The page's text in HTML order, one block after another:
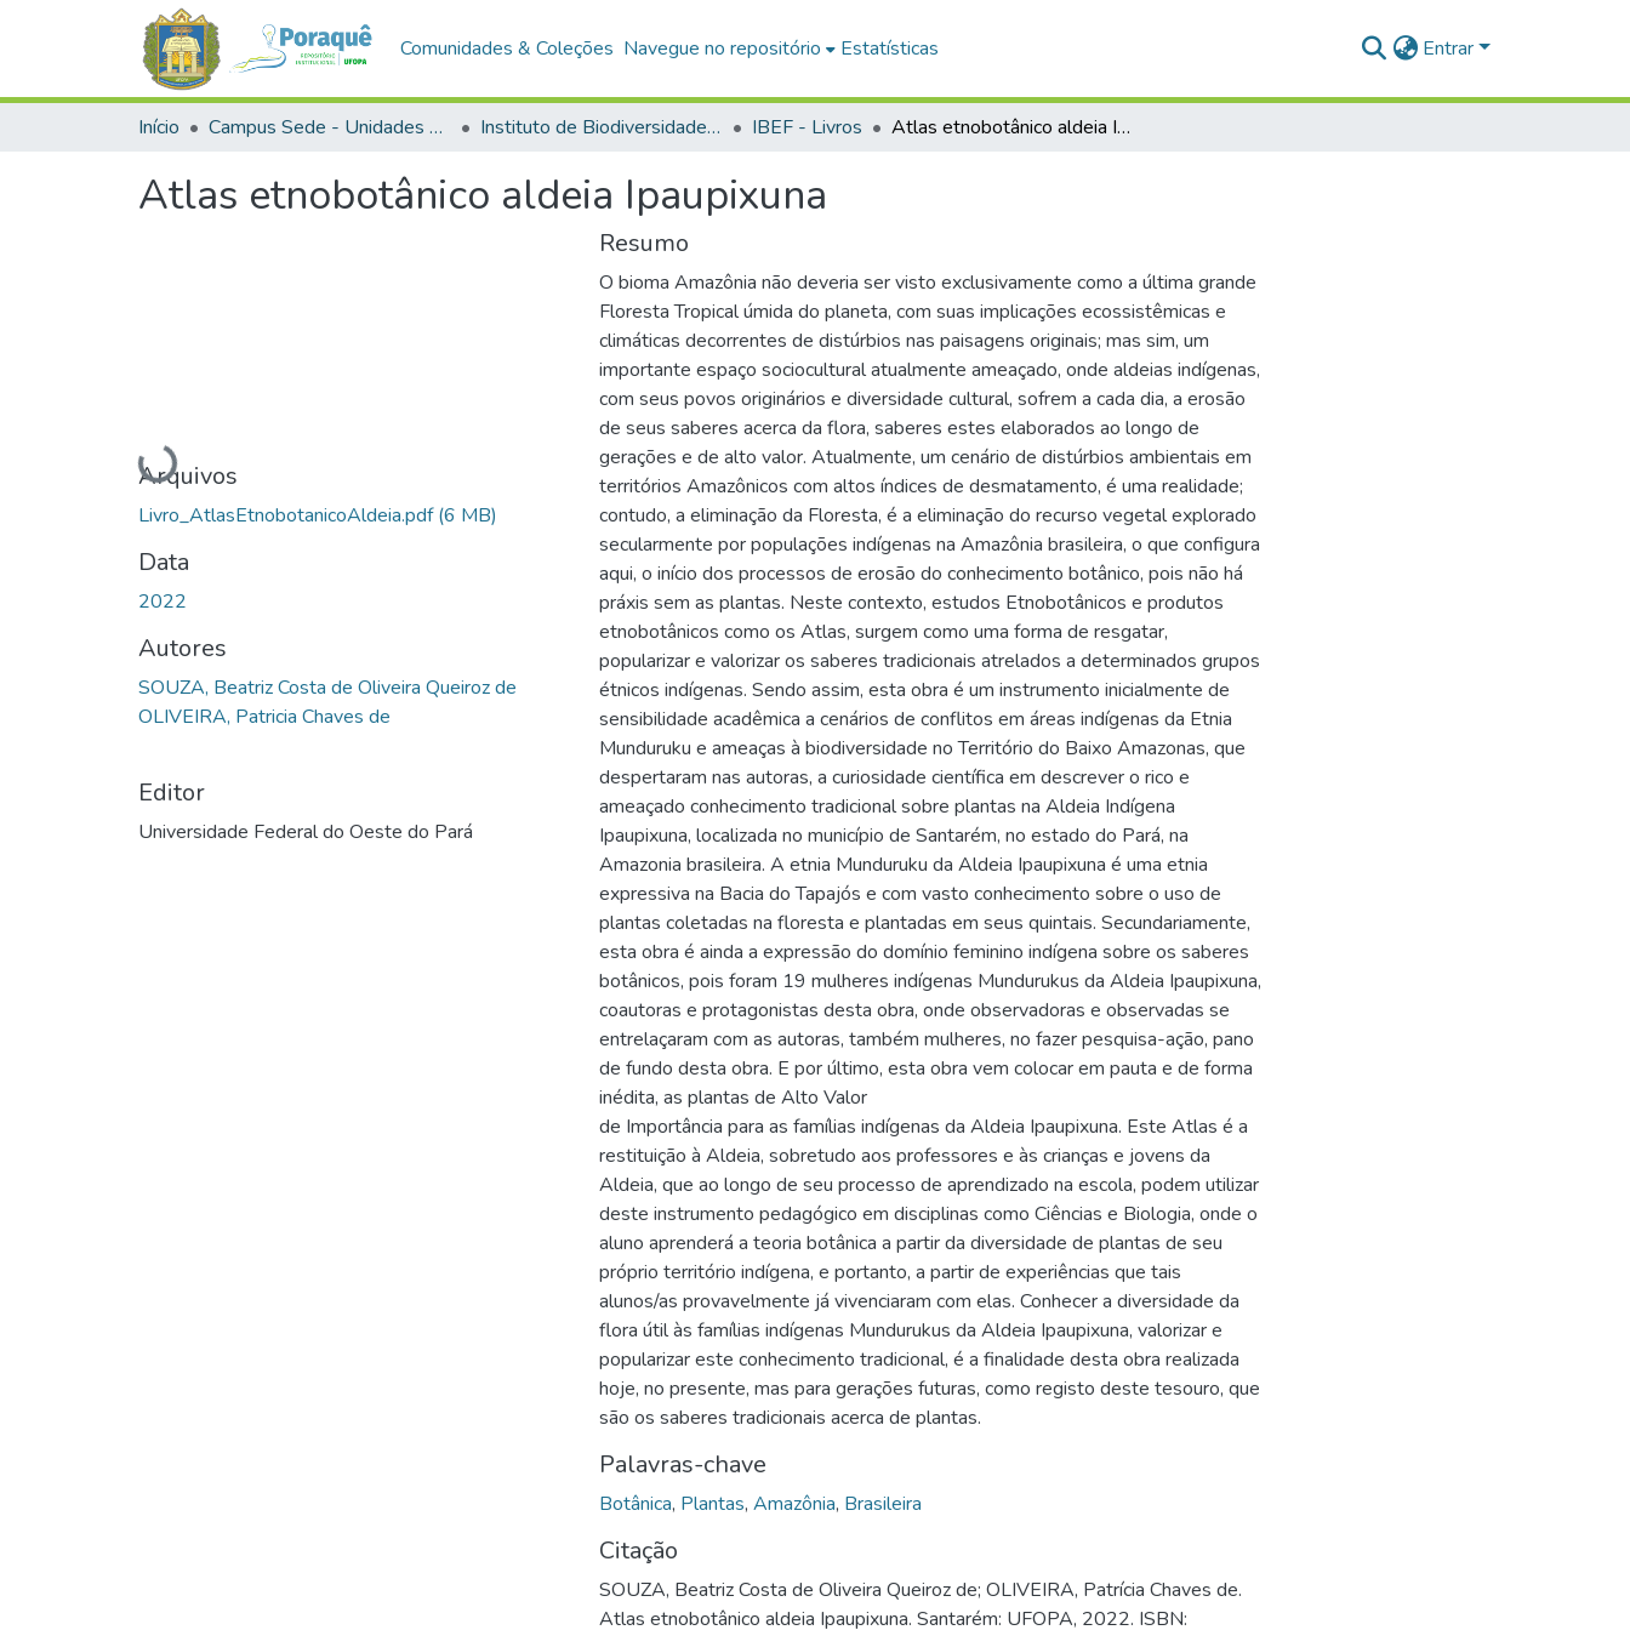
Comunidades & Coleções Navegue no repositório Estatísticas Entrar
Início Campus Sede - Unidades Acadêmicas Instituto de Biodiversidade e Florestas IBEF - Livros Atlas etnobotânico aldeia Ipaupixuna
Atlas etnobotânico aldeia Ipaupixuna
Carregando...
Arquivos
Livro_AtlasEtnobotanicoAldeia.pdf(6 MB)
Data
2022
Autores
SOUZA, Beatriz Costa de Oliveira Queiroz de
OLIVEIRA, Patricia Chaves de
Editor
Universidade Federal do Oeste do Pará
Resumo
O bioma Amazônia não deveria ser visto exclusivamente como a última grande
Floresta Tropical úmida do planeta, com suas implicações ecossistêmicas e
climáticas decorrentes de distúrbios nas paisagens originais; mas sim, um
importante espaço sociocultural atualmente ameaçado, onde aldeias indígenas,
com seus povos originários e diversidade cultural, sofrem a cada dia, a erosão
de seus saberes acerca da flora, saberes estes elaborados ao longo de
gerações e de alto valor. Atualmente, um cenário de distúrbios ambientais em
territórios Amazônicos com altos índices de desmatamento, é uma realidade;
contudo, a eliminação da Floresta, é a eliminação do recurso vegetal explorado
secularmente por populações indígenas na Amazônia brasileira, o que configura
aqui, o início dos processos de erosão do conhecimento botânico, pois não há
práxis sem as plantas. Neste contexto, estudos Etnobotânicos e produtos
etnobotânicos como os Atlas, surgem como uma forma de resgatar,
popularizar e valorizar os saberes tradicionais atrelados a determinados grupos
étnicos indígenas. Sendo assim, esta obra é um instrumento inicialmente de
sensibilidade acadêmica a cenários de conflitos em áreas indígenas da Etnia
Munduruku e ameaças à biodiversidade no Território do Baixo Amazonas, que
despertaram nas autoras, a curiosidade científica em descrever o rico e
ameaçado conhecimento tradicional sobre plantas na Aldeia Indígena
Ipaupixuna, localizada no município de Santarém, no estado do Pará, na
Amazonia brasileira. A etnia Munduruku da Aldeia Ipaupixuna é uma etnia
expressiva na Bacia do Tapajós e com vasto conhecimento sobre o uso de
plantas coletadas na floresta e plantadas em seus quintais. Secundariamente,
esta obra é ainda a expressão do domínio feminino indígena sobre os saberes
botânicos, pois foram 19 mulheres indígenas Mundurukus da Aldeia Ipaupixuna,
coautoras e protagonistas desta obra, onde observadoras e observadas se
entrelaçaram com as autoras, também mulheres, no fazer pesquisa-ação, pano
de fundo desta obra. E por último, esta obra vem colocar em pauta e de forma
inédita, as plantas de Alto Valor
de Importância para as famílias indígenas da Aldeia Ipaupixuna. Este Atlas é a
restituição à Aldeia, sobretudo aos professores e às crianças e jovens da
Aldeia, que ao longo de seu processo de aprendizado na escola, podem utilizar
deste instrumento pedagógico em disciplinas como Ciências e Biologia, onde o
aluno aprenderá a teoria botânica a partir da diversidade de plantas de seu
próprio território indígena, e portanto, a partir de experiências que tais
alunos/as provavelmente já vivenciaram com elas. Conhecer a diversidade da
flora útil às famílias indígenas Mundurukus da Aldeia Ipaupixuna, valorizar e
popularizar este conhecimento tradicional, é a finalidade desta obra realizada
hoje, no presente, mas para gerações futuras, como registo deste tesouro, que
são os saberes tradicionais acerca de plantas.
Palavras-chave
Botânica, Plantas, Amazônia, Brasileira
Citação
SOUZA, Beatriz Costa de Oliveira Queiroz de; OLIVEIRA, Patrícia Chaves de.
Atlas etnobotânico aldeia Ipaupixuna. Santarém: UFOPA, 2022. ISBN: